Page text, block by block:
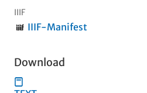
IIIF
IIIF-Manifest
Download